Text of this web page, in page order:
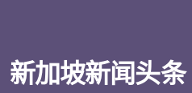
新加坡新闻头条